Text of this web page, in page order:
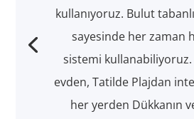
kullanıyoruz. Bulut
sayesinde her zaman
sistemi
evden, Tatilde Plajdan
her yerden Dükkanın